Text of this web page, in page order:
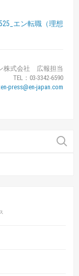
エン転職（理想
株式会社 広報担当
TEL：03-3342-6590
en-press@en-japan.com